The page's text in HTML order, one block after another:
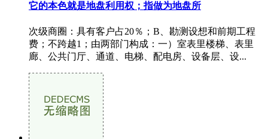
它的本色就是地盘利用权；指做为地盘所
次级商圈：具有客户占20％；B、勘测设想和前期工程
费；不跨越1；由两部门构成：一）室表里楼梯、表里
廊、公共门厅、通道、电梯、配电房、设备层、设...